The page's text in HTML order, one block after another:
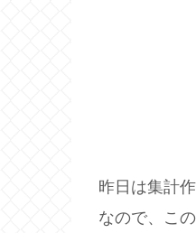
昨日は集計
なので、こ